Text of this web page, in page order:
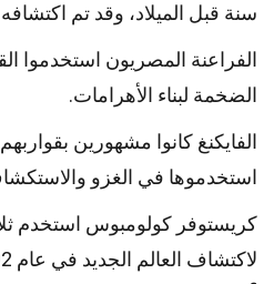
سنة قبل الميلاد، وقد تم
الفراعنة المصريون استخدموا
الضخمة لبناء الأهرامات.
الفايكنغ كانوا مشهورين
استخدموها في الغزو
كريستوفر كولومبوس استخدم
لاكتشاف العالم الجديد في عام 1492.